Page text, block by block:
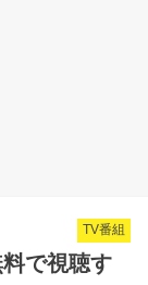
TV番組
で視聴す